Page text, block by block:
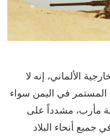
الألماني، إنه لا
في اليمن سواء
مأرب، مشدداً على
أنحاء البلاد